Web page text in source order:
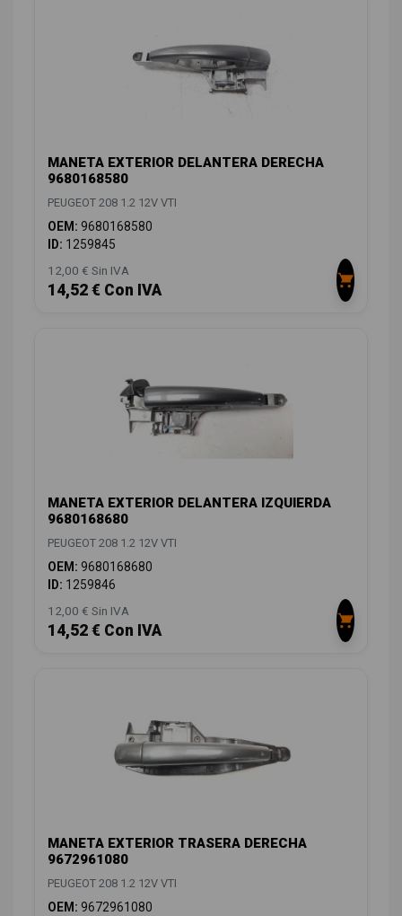
MANETA EXTERIOR DELANTERA DERECHA
9680168580
PEUGEOT 208 1.2 12V VTI
OEM: 9680168580
ID: 1259845
12,00 € Sin IVA
14,52 € Con IVA
MANETA EXTERIOR DELANTERA IZQUIERDA
9680168680
PEUGEOT 208 1.2 12V VTI
OEM: 9680168680
ID: 1259846
12,00 € Sin IVA
14,52 € Con IVA
MANETA EXTERIOR TRASERA DERECHA
9672961080
PEUGEOT 208 1.2 12V VTI
OEM: 9672961080